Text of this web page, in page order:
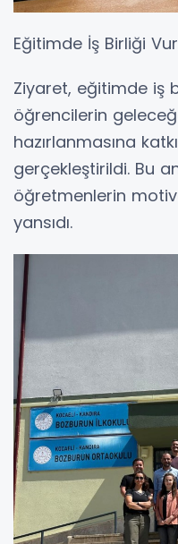
Eğitimde İş Birliği
Ziyaret, eğitimde iş
öğrencilerin
hazırlanmasına
gerçekleştirildi. Bu
öğretmenlerin
yansıdı.